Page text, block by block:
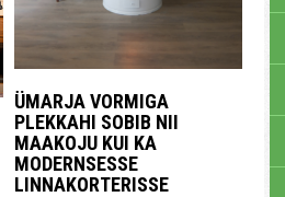
ÜMARJA VORMIGA
PLEKKAHI SOBIB NII
MAAKOJU KUI KA
MODERNSESSE
LINNAKORTERISSE